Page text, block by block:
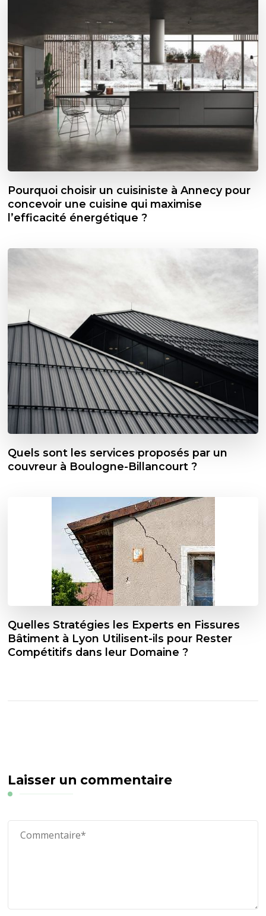
Pourquoi choisir un cuisiniste à Annecy pour
concevoir une cuisine qui maximise
l’efficacité énergétique ?
Quels sont les services proposés par un
couvreur à Boulogne-Billancourt ?
Quelles Stratégies les Experts en Fissures
Bâtiment à Lyon Utilisent-ils pour Rester
Compétitifs dans leur Domaine ?
Laisser un commentaire